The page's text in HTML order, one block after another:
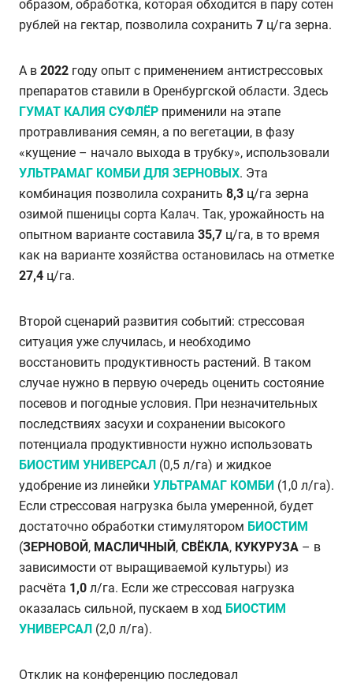
образом, обработка, которая обходится в пару сотен
рублей на гектар, позволила сохранить 7 ц/га зерна.
А в 2022 году опыт с применением антистрессовых
препаратов ставили в Оренбургской области. Здесь
ГУМАТ КАЛИЯ СУФЛЁР применили на этапе
протравливания семян, а по вегетации, в фазу
«кущение – начало выхода в трубку», использовали
УЛЬТРАМАГ КОМБИ ДЛЯ ЗЕРНОВЫХ. Эта
комбинация позволила сохранить 8,3 ц/га зерна
озимой пшеницы сорта Калач. Так, урожайность на
опытном варианте составила 35,7 ц/га, в то время
как на варианте хозяйства остановилась на отметке
27,4 ц/га.
Второй сценарий развития событий: стрессовая
ситуация уже случилась, и необходимо
восстановить продуктивность растений. В таком
случае нужно в первую очередь оценить состояние
посевов и погодные условия. При незначительных
последствиях засухи и сохранении высокого
потенциала продуктивности нужно использовать
БИОСТИМ УНИВЕРСАЛ (0,5 л/га) и жидкое
удобрение из линейки УЛЬТРАМАГ КОМБИ (1,0 л/га).
Если стрессовая нагрузка была умеренной, будет
достаточно обработки стимулятором БИОСТИМ
(ЗЕРНОВОЙ, МАСЛИЧНЫЙ, СВЁКЛА, КУКУРУЗА – в
зависимости от выращиваемой культуры) из
расчёта 1,0 л/га. Если же стрессовая нагрузка
оказалась сильной, пускаем в ход БИОСТИМ
УНИВЕРСАЛ (2,0 л/га).
Отклик на конференцию последовал